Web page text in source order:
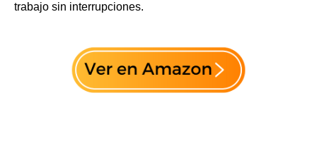
trabajo sin interrupciones.